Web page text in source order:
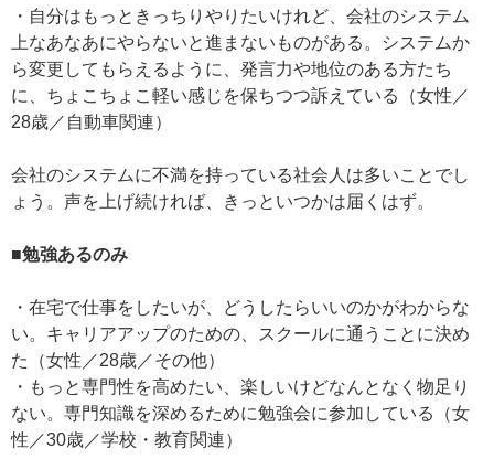
・自分はもっときっちりやりたいけれど、会社のシステム
上なあなあにやらないと進まないものがある。システムか
ら変更してもらえるように、発言力や地位のある方たち
に、ちょこちょこ軽い感じを保ちつつ訴えている（女性／
28歳／自動車関連）
会社のシステムに不満を持っている社会人は多いことでし
ょう。声を上げ続ければ、きっといつかは届くはず。
■勉強あるのみ
・在宅で仕事をしたいが、どうしたらいいのかがわからな
い。キャリアアップのための、スクールに通うことに決め
た（女性／28歳／その他）
・もっと専門性を高めたい、楽しいけどなんとなく物足り
ない。専門知識を深めるために勉強会に参加している（女
性／30歳／学校・教育関連）